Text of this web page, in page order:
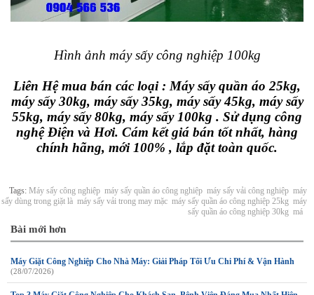
Hình ảnh máy sấy công nghiệp 100kg
Liên Hệ mua bán các loại : Máy sấy quần áo 25kg,
máy sấy 30kg, máy sấy 35kg, máy sấy 45kg, máy sấy
55kg, máy sấy 80kg, máy sấy 100kg . Sử dụng công
nghệ Điện và Hơi. Cám kết giá bán tốt nhất, hàng
chính hãng, mới 100% , lắp đặt toàn quốc.
Tags: Máy sấy công nghiệp máy sấy quần áo công nghiệp máy sấy vải công nghiệp máy
sấy dùng trong giặt là máy sấy vải trong may mặc máy sấy quần áo công nghiệp 25kg máy
sấy quần áo công nghiệp 30kg má
Bài mới hơn
Máy Giặt Công Nghiệp Cho Nhà Máy: Giải Pháp Tối Ưu Chi Phí & Vận Hành
(28/07/2026)